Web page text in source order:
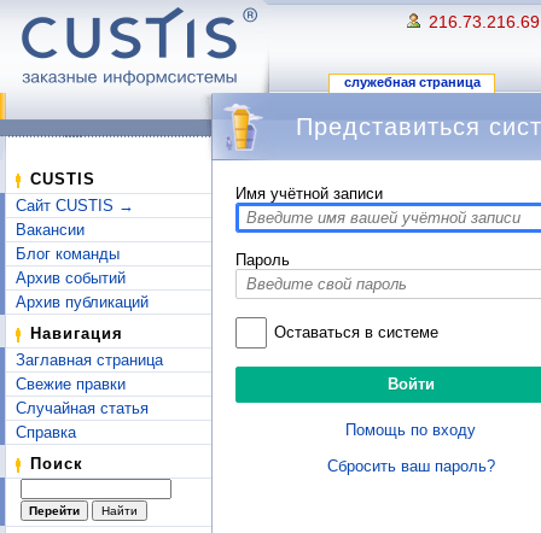
216.73.216.69
служебная страница
CUSTIS
Сайт CUSTIS →
Вакансии
Блог команды
Архив событий
Архив публикаций
Навигация
Заглавная страница
Свежие правки
Случайная статья
Справка
Поиск
Представиться
Имя учётной записи
Пароль
Оставаться в системе
Помощь по входу
Сбросить ваш пароль?